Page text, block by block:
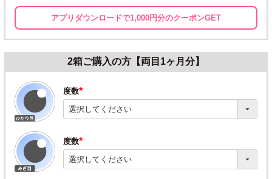
アプリダウンロードで1,000円分のクーポンGET
2箱ご購入の方【両目1ヶ月分】
度数
(必
須)
度数
(必
須)